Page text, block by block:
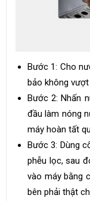
Bước 1: Cho
bảo không
Bước 2: Nhấn
đầu làm nóng
máy hoàn tất
Bước 3: Dùng
phễu lọc, sau
vào máy bằng
bên phải thật